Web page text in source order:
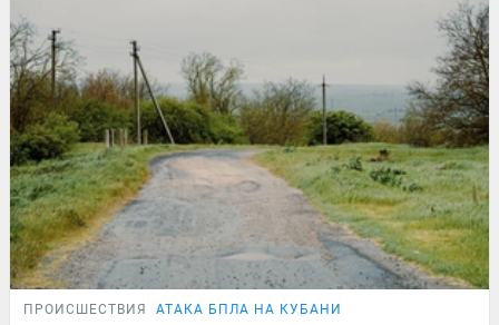
ПРОИСШЕСТВИЯ АТАКА БПЛА НА КУБАНИ